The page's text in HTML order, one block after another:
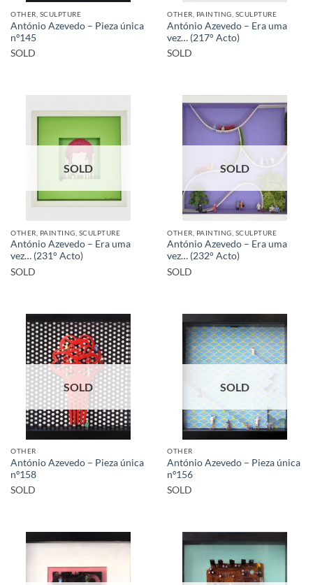
OTHER, SCULPTURE
António Azevedo – Pieza única
nº145
SOLD
OTHER, PAINTING, SCULPTURE
António Azevedo – Era uma
vez… (217° Acto)
SOLD
SOLD
OTHER, PAINTING, SCULPTURE
António Azevedo – Era uma
vez… (231° Acto)
SOLD
SOLD
OTHER, PAINTING, SCULPTURE
António Azevedo – Era uma
vez… (232° Acto)
SOLD
SOLD
OTHER
António Azevedo – Pieza única
nº158
SOLD
SOLD
OTHER
António Azevedo – Pieza única
nº156
SOLD